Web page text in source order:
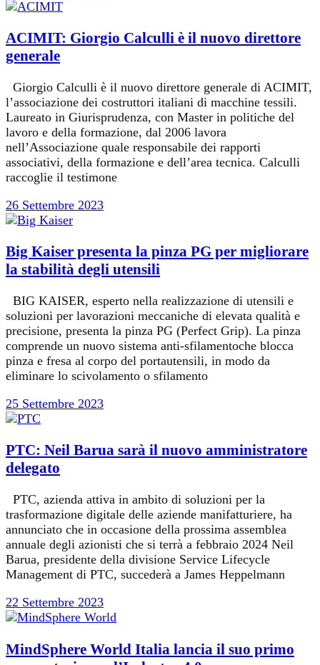
ACIMIT: Giorgio Calculli è il nuovo direttore
generale
Giorgio Calculli è il nuovo direttore generale di ACIMIT,
l’associazione dei costruttori italiani di macchine tessili.
Laureato in Giurisprudenza, con Master in politiche del
lavoro e della formazione, dal 2006 lavora
nell’Associazione quale responsabile dei rapporti
associativi, della formazione e dell’area tecnica. Calculli
raccoglie il testimone
26 Settembre 2023
Big Kaiser presenta la pinza PG per migliorare
la stabilità degli utensili
BIG KAISER, esperto nella realizzazione di utensili e
soluzioni per lavorazioni meccaniche di elevata qualità e
precisione, presenta la pinza PG (Perfect Grip). La pinza
comprende un nuovo sistema anti-sfilamentoche blocca
pinza e fresa al corpo del portautensili, in modo da
eliminare lo scivolamento o sfilamento
25 Settembre 2023
PTC: Neil Barua sarà il nuovo amministratore
delegato
PTC, azienda attiva in ambito di soluzioni per la
trasformazione digitale delle aziende manifatturiere, ha
annunciato che in occasione della prossima assemblea
annuale degli azionisti che si terrà a febbraio 2024 Neil
Barua, presidente della divisione Service Lifecycle
Management di PTC, succederà a James Heppelmann
22 Settembre 2023
MindSphere World Italia lancia il suo primo